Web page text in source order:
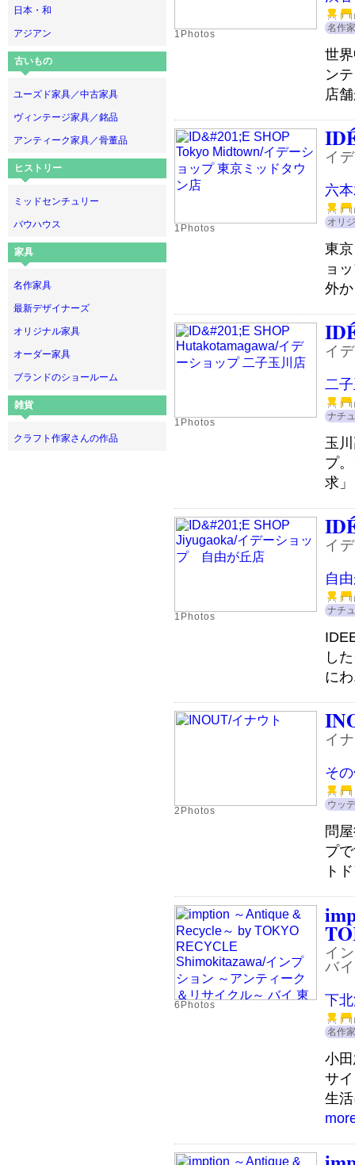
日本・和
アジアン
古いもの
ユーズド家具／中古家具
ヴィンテージ家具／銘品
アンティーク家具／骨董品
ヒストリー
ミッドセンチュリー
バウハウス
家具
名作家具
最新デザイナーズ
オリジナル家具
オーダー家具
ブランドのショールーム
雑貨
クラフト作家さんの作品
1Photos
名作
世
ン
店
1Photos
イ
六
オリ
東
ョ
外
1Photos
イ
二
ナチ
玉
プ
求
1Photos
イ
自
ナチ
し
に
2Photos
イ
そ
ウッ
問
プ
ト
6Photos
イ
バ
下
名作
小
サ
生